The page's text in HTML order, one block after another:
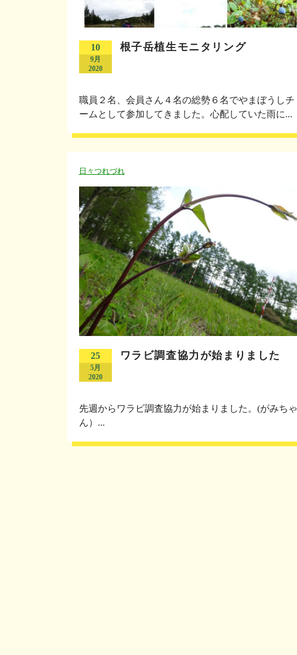
10
9月
2020
根子岳植生モニタリング
職員２名、会員さん４名の総勢６名でやまぼうしチ
ームとして参加してきました。心配していた雨に...
日々つれづれ
25
5月
2020
ワラビ調査協力が始まりました
先週からワラビ調査協力が始まりました。(がみちゃ
ん）...